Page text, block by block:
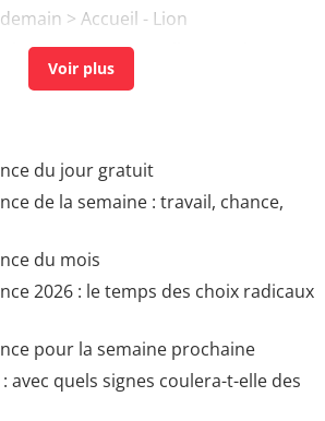
> Accueil - Lion
demain> Accueil - Scorpion
du jour gratuit
de la semaine : travail, chance,
du mois
2026 : le temps des choix radicaux
pour la semaine prochaine
avec quels signes coulera-t-elle des